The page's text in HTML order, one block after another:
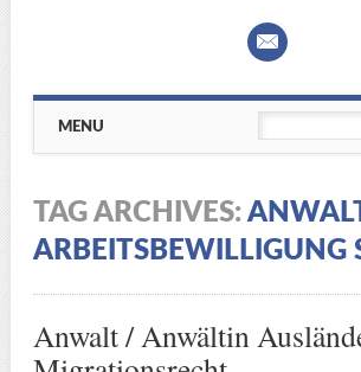
Main menu
MENU
TAG ARCHIVES:
ARBEITSBEWILLIGUNG
Anwalt / Anwältin